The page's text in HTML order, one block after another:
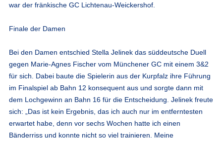
war der fränkische GC Lichtenau-Weickershof.
Finale der Damen
Bei den Damen entschied Stella Jelinek das süddeutsche Duell
gegen Marie-Agnes Fischer vom Münchener GC mit einem 3&2
für sich. Dabei baute die Spielerin aus der Kurpfalz ihre Führung
im Finalspiel ab Bahn 12 konsequent aus und sorgte dann mit
dem Lochgewinn an Bahn 16 für die Entscheidung. Jelinek freute
sich: „Das ist kein Ergebnis, das ich auch nur im entferntesten
erwartet habe, denn vor sechs Wochen hatte ich einen
Bänderriss und konnte nicht so viel trainieren. Meine